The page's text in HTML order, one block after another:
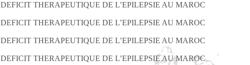
DEFICIT THERAPEUTIQUE DE L’EPILEPSIE AU MAROC
DEFICIT THERAPEUTIQUE DE L’EPILEPSIE AU MAROC
DEFICIT THERAPEUTIQUE DE L’EPILEPSIE AU MAROC
DEFICIT THERAPEUTIQUE DE L’EPILEPSIE AU MAROC